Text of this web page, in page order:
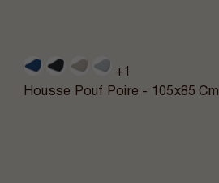
+1
Housse Pouf Poire - 105x85 Cm